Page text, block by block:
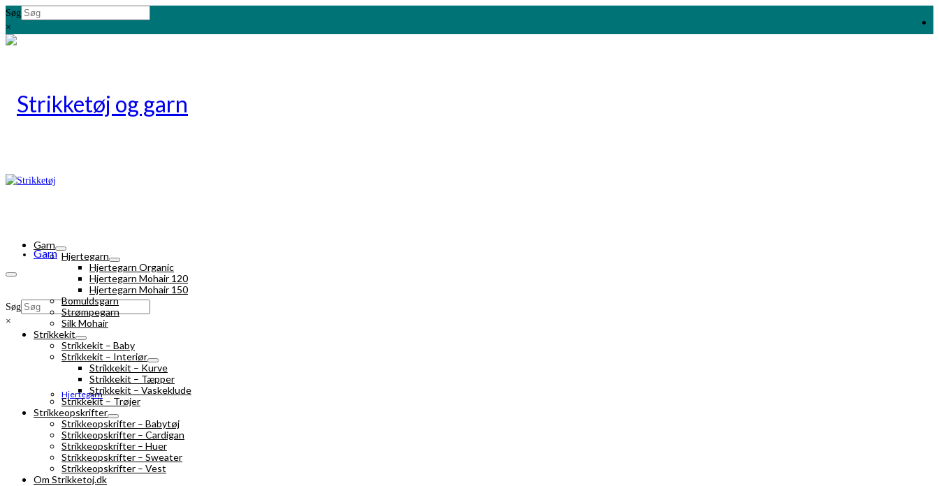
Søg
×
Garn
Hjertegarn
Søg
×
Garn
Hjertegarn
Hjertegarn Organic
Hjertegarn Mohair 120
Hjertegarn Mohair 150
Bomuldsgarn
Strømpegarn
Silk Mohair
Strikkekit
Strikkekit – Baby
Strikkekit – Interiør
Strikkekit – Kurve
Strikkekit – Tæpper
Strikkekit – Vaskeklude
Strikkekit – Trøjer
Strikkeopskrifter
Strikkeopskrifter – Babytøj
Strikkeopskrifter – Cardigan
Strikkeopskrifter – Huer
Strikkeopskrifter – Sweater
Strikkeopskrifter – Vest
Om Strikketoj.dk